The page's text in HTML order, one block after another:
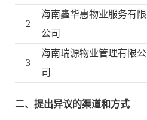
2
海南鑫华惠物业服务有限
公司
3
海南瑞源物业管理有限公
司
二、提出异议的渠道和方式